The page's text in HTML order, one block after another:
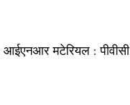
आईएनआर मटेरियल :पीवीसी